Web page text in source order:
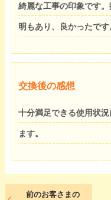
綺麗な工事の印象です
明もあり、良かったです
交換後の感想
十分満足できる使用状
ます。
前のお客さまの